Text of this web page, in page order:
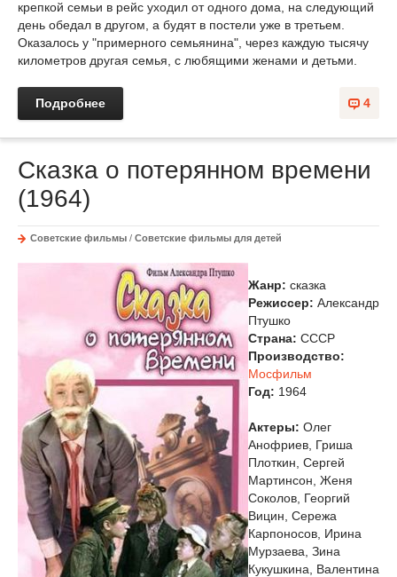
крепкой семьи в рейс уходил от одного дома, на следующий
день обедал в другом, а будят в постели уже в третьем.
Оказалось у "примерного семьянина", через каждую тысячу
километров другая семья, с любящими женами и детьми.
4
Подробнее
Сказка о потерянном времени
(1964)
Советские фильмы / Советские фильмы для детей
Жанр: сказка
Режиссер: Александр
Птушко
Страна: СССР
Производство:
Мосфильм
Год: 1964
Актеры: Олег
Анофриев, Гриша
Плоткин, Сергей
Мартинсон, Женя
Соколов, Георгий
Вицин, Сережа
Карпоносов, Ирина
Мурзаева, Зина
Кукушкина, Валентина